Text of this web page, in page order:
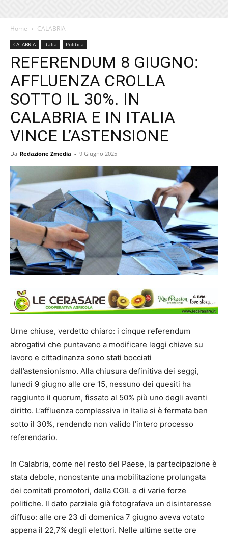
Home CALABRIA
CALABRIA Italia Politica
REFERENDUM 8 GIUGNO:
AFFLUENZA CROLLA
SOTTO IL 30%. IN
CALABRIA E IN ITALIA
VINCE L’ASTENSIONE
Da Redazione Zmedia - 9 Giugno 2025
Urne chiuse, verdetto chiaro: i cinque referendum
abrogativi che puntavano a modificare leggi chiave su
lavoro e cittadinanza sono stati bocciati
dall’astensionismo. Alla chiusura definitiva dei seggi,
lunedì 9 giugno alle ore 15, nessuno dei quesiti ha
raggiunto il quorum, fissato al 50% più uno degli aventi
diritto. L’affluenza complessiva in Italia si è fermata ben
sotto il 30%, rendendo non valido l’intero processo
referendario.
In Calabria, come nel resto del Paese, la partecipazione è
stata debole, nonostante una mobilitazione prolungata
dei comitati promotori, della CGIL e di varie forze
politiche. Il dato parziale già fotografava un disinteresse
diffuso: alle ore 23 di domenica 7 giugno aveva votato
appena il 22,7% degli elettori. Nelle ultime sette ore